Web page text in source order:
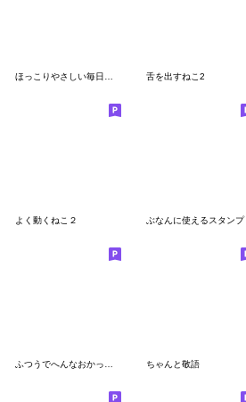
舌を出すねこ2
よく動くねこ２ ぶなんに使えるスタンプ
ふつうでへんなおかっぱさん ちゃんと敬語